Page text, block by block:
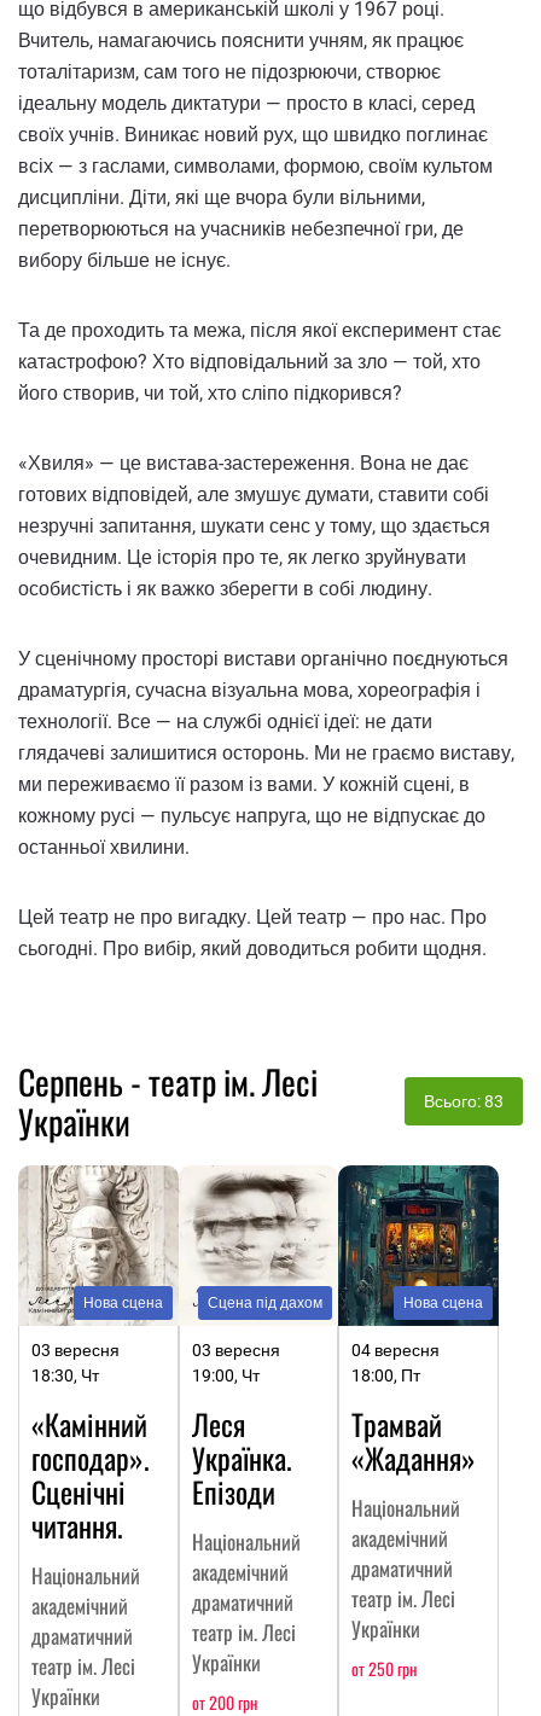
що відбувся в американській школі у 1967 році.
Вчитель, намагаючись пояснити учням, як працює
тоталітаризм, сам того не підозрюючи, створює
ідеальну модель диктатури — просто в класі, серед
своїх учнів. Виникає новий рух, що швидко поглинає
всіх — з гаслами, символами, формою, своїм культом
дисципліни. Діти, які ще вчора були вільними,
перетворюються на учасників небезпечної гри, де
вибору більше не існує.
Та де проходить та межа, після якої експеримент стає
катастрофою? Хто відповідальний за зло — той, хто
його створив, чи той, хто сліпо підкорився?
«Хвиля» — це вистава-застереження. Вона не дає
готових відповідей, але змушує думати, ставити собі
незручні запитання, шукати сенс у тому, що здається
очевидним. Це історія про те, як легко зруйнувати
особистість і як важко зберегти в собі людину.
У сценічному просторі вистави органічно поєднуються
драматургія, сучасна візуальна мова, хореографія і
технології. Все — на службі однієї ідеї: не дати
глядачеві залишитися осторонь. Ми не граємо виставу,
ми переживаємо її разом із вами. У кожній сцені, в
кожному русі — пульсує напруга, що не відпускає до
останньої хвилини.
Цей театр не про вигадку. Цей театр — про нас. Про
сьогодні. Про вибір, який доводиться робити щодня.
Серпень - театр ім. Лесі
Українки
Всього: 83
Нова сцена
03 вересня
18:30, Чт
«Камінний
господар».
Сценічні
читання.
Національний
академічний
драматичний
театр ім. Лесі
Українки
Сцена під дахом
03 вересня
19:00, Чт
Леся
Українка.
Епізоди
Національний
академічний
драматичний
театр ім. Лесі
Українки
от 200 грн
Нова сцена
04 вересня
18:00, Пт
Трамвай
«Жадання»
Національний
академічний
драматичний
театр ім. Лесі
Українки
от 250 грн